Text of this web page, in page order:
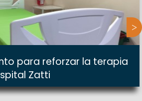
para reforzar la terapia
Zatti